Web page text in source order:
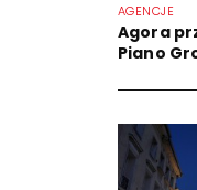
AGENCJE
Agora
Piano